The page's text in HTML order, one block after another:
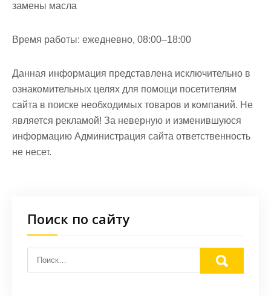
замены масла
Время работы: ежедневно, 08:00–18:00
Данная информация представлена исключительно в
ознакомительных целях для помощи посетителям
сайта в поиске необходимых товаров и компаний. Не
является рекламой! За неверную и изменившуюся
информацию Администрация сайта ответственность
не несет.
Поиск по сайту